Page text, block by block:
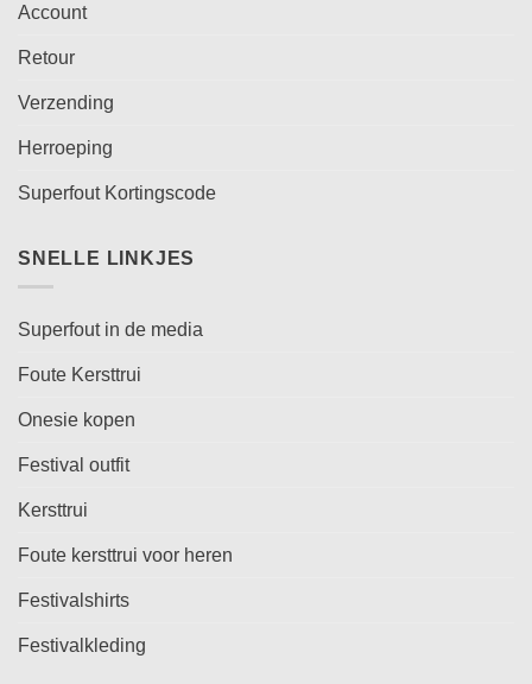
Account
Retour
Verzending
Herroeping
Superfout Kortingscode
SNELLE LINKJES
Superfout in de media
Foute Kersttrui
Onesie kopen
Festival outfit
Kersttrui
Foute kersttrui voor heren
Festivalshirts
Festivalkleding